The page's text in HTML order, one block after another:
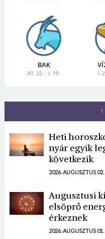
BAK
XII. 22. - I. 19. I.
Heti
nyár egyik
következik
2026. AUGUSZTUS 02.
Augusztusi
elsöprő
érkeznek
2026. AUGUSZTUS 01.